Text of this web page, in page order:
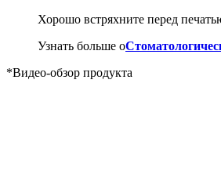
Хорошо встряхните перед
Узнать больше о
*Видео-обзор продукта